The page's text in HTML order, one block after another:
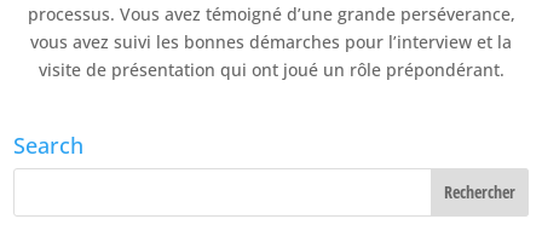
processus. Vous avez témoigné d’une grande perséverance,
vous avez suivi les bonnes démarches pour l’interview et la
visite de présentation qui ont joué un rôle prépondérant.
Search